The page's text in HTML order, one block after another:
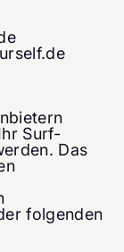
Surf-
Das
folgenden